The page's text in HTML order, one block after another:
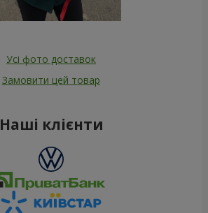
Усі фото доставок
Замовити цей товар
Наші клієнти